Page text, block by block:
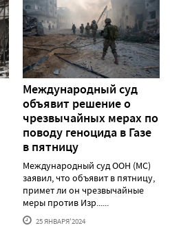
Международный суд
объявит решение о
чрезвычайных мерах по
поводу геноцида в Газе
в пятницу
Международный суд ООН (МС)
заявил, что объявит в пятницу,
примет ли он чрезвычайные
меры против Изр......
25 ЯНВАРЯ'2024